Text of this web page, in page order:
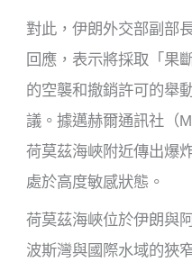
對此，伊朗外交部副部
回應，表示將採取「果
的空襲和撤銷許可的舉
議。據邁赫爾通訊社（
荷莫茲海峽附近傳出爆
處於高度敏感狀態。
荷莫茲海峽位於伊朗與
波斯灣與國際水域的狹